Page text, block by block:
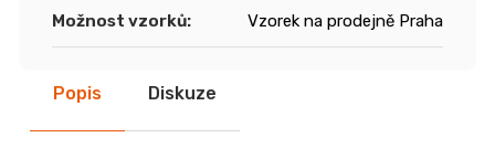
Možnost vzorků: Vzorek na prodejně Praha
Popis Diskuze